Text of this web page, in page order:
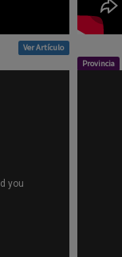
Ver Artículo
Provincia